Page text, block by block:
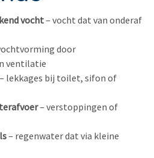
vocht– vocht dat van onderaf
door
ventilatie
lekkages bij toilet, sifon of
– verstoppingen of
– regenwater dat via kleine